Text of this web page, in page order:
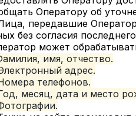
Оператору об
передавшие
без согласия
может
имя, отчество.
адрес.
телефонов.
месяц, дата и место